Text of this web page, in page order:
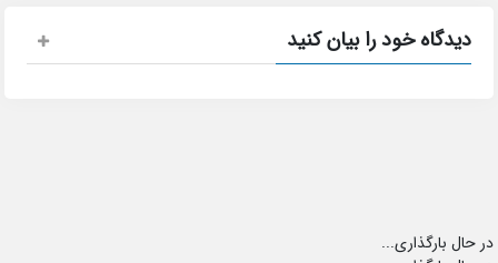
دیدگاه خود را بیان کنید
در حال بارگذاری...